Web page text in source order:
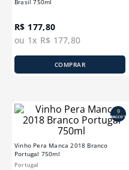
Brasil 750ml
R$ 177,80
ou 1x R$ 177,80
COMPRAR
Vinho Pera Manca 2018 Branco
Portugal 750ml
Portugal
9
BACCO´S